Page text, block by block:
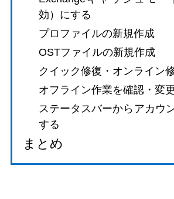
効）にする
プロファイルの新規作成
OSTファイルの新規作成
クイック修復・オンライン
オフライン作業を確認・変
ステータスバーからアカウ
する
まとめ